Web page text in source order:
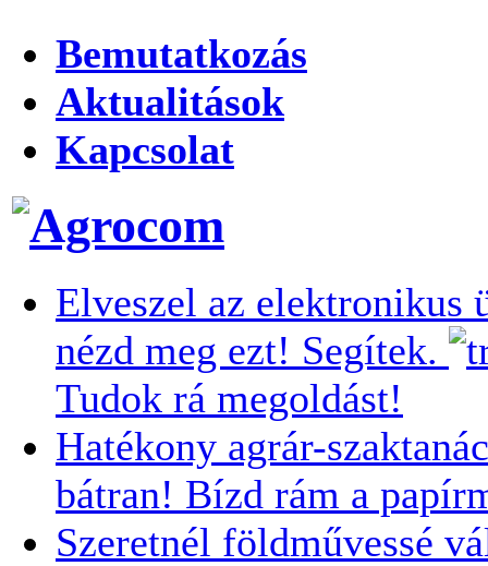
Bemutatkozás
Aktualitások
Kapcsolat
Elveszel az elektronikus
nézd meg ezt! Segítek.
Tudok rá megoldást!
Hatékony agrár-
bátran! Bízd rám a
Szeretnél földművessé